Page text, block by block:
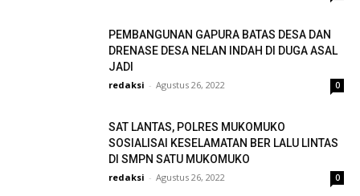
PEMBANGUNAN GAPURA BATAS DESA DAN
DRENASE DESA NELAN INDAH DI DUGA ASAL
JADI
redaksi - Agustus 26, 2022 0
SAT LANTAS, POLRES MUKOMUKO
SOSIALISAI KESELAMATAN BER LALU LINTAS
DI SMPN SATU MUKOMUKO
redaksi - Agustus 26, 2022 0